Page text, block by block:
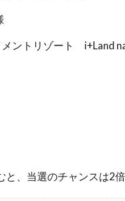
ントリゾート i+Land
と、当選のチャンスは2倍